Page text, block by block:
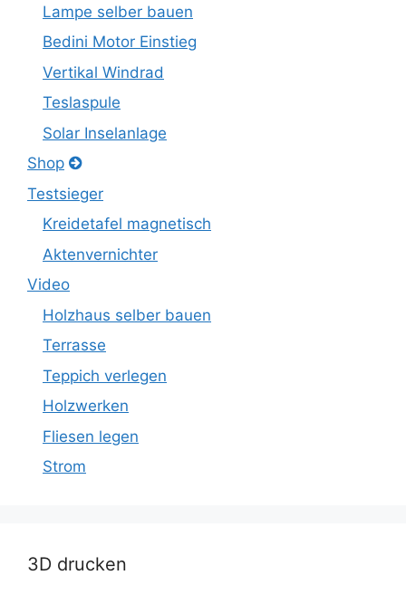
Lampe selber bauen
Bedini Motor Einstieg
Vertikal Windrad
Teslaspule
Solar Inselanlage
Shop
Testsieger
Kreidetafel magnetisch
Aktenvernichter
Video
Holzhaus selber bauen
Terrasse
Teppich verlegen
Holzwerken
Fliesen legen
Strom
3D drucken